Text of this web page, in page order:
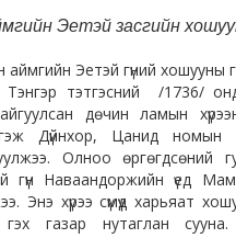
Эетэй засгийн
аймгийн Эетэй гүний хошууны
тэтгэсний /1736/ онд
дөчин ламын
Дүйнхор, Цанид номын
Олноо өргөгдсөний
гүн Наваандоржийн үед
Энэ хүрээ сүмүүд харьяат
гэх газар нутаглан